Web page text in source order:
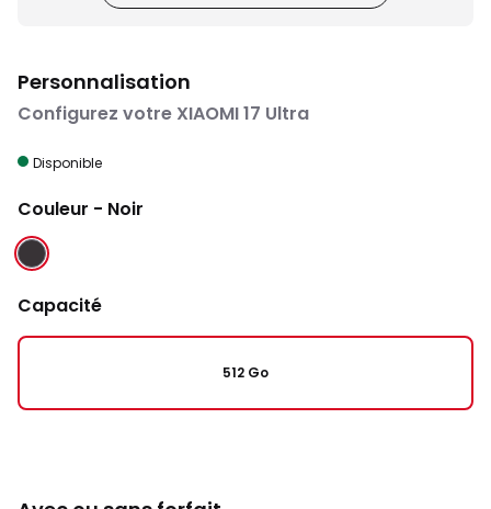
Personnalisation
Configurez votre XIAOMI 17 Ultra
Disponible
Couleur - Noir
NOIR
Capacité
512 Go